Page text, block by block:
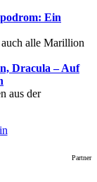
Ein
alle Marillion
Dracula – Auf
aus der
Partner